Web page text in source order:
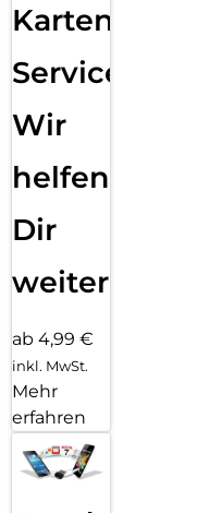
Karten
Service:
Wir
helfen
Dir
weiter
ab 4,99 €
inkl. MwSt.
Mehr
erfahren